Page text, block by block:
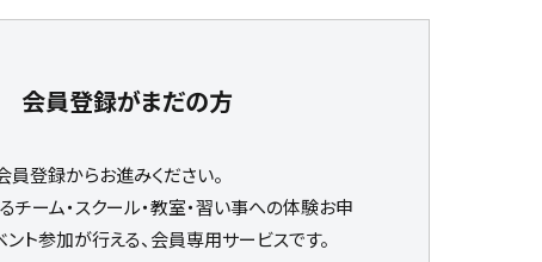
会員登録がまだの方
員登録からお進みください。
チーム・スクール・教室・習い事への体験お申
ント参加が行える、会員専用サービスです。